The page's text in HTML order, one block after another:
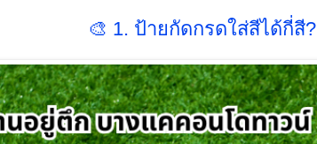
🎨 1. ป้ายกัดกรดใส่สีได้กี่สี?